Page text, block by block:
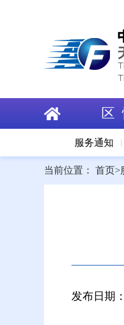
区
服务通知
当前位置： 首页>
发布日期：